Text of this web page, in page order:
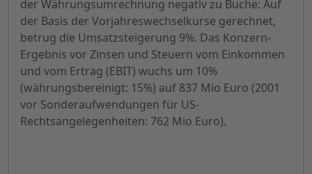
der Währungsumrechnung negativ zu Buche: Auf
der Basis der Vorjahreswechselkurse gerechnet,
betrug die Umsatzsteigerung 9%. Das Konzern-
Ergebnis vor Zinsen und Steuern vom Einkommen
und vom Ertrag (EBIT) wuchs um 10%
(währungsbereinigt: 15%) auf 837 Mio Euro (2001
vor Sonderaufwendungen für US-
Rechtsangelegenheiten: 762 Mio Euro).